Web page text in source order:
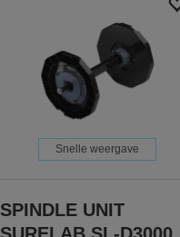
Snelle weergave
SPINDLE UNIT